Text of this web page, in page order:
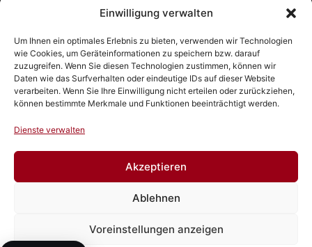
Einwilligung verwalten
Um Ihnen ein optimales Erlebnis zu bieten, verwenden wir Technologien
wie Cookies, um Geräteinformationen zu speichern bzw. darauf
zuzugreifen. Wenn Sie diesen Technologien zustimmen, können wir
Daten wie das Surfverhalten oder eindeutige IDs auf dieser Website
verarbeiten. Wenn Sie Ihre Einwilligung nicht erteilen oder zurückziehen,
können bestimmte Merkmale und Funktionen beeinträchtigt werden.
Dienste verwalten
Akzeptieren
Ablehnen
Voreinstellungen anzeigen
Zahlungsmethoden
Impressum|Datenschutz|Cookie Richtline (EU)|AGB
& Widerrufsbelehrung
Vertrag widerrufen